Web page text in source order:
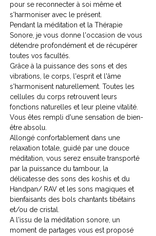
pour se reconnecter à soi même et
s'harmoniser avec le présent.
Pendant la méditation et la Thérapie
Sonore, je vous donne l'occasion de vous
détendre profondément et de récupérer
toutes vos facultés.
Grâce à la puissance des sons et des
vibrations, le corps, l'esprit et l'âme
s'harmonisent naturellement. Toutes les
cellules du corps retrouvent leurs
fonctions naturelles et leur pleine vitalité.
Vous êtes rempli d'une sensation de bien-
être absolu.
Allongé confortablement dans une
relaxation totale, guidé par une douce
méditation, vous serez ensuite transporté
par la puissance du tambour, la
délicatesse des sons des koshis et du
Handpan/ RAV et les sons magiques et
bienfaisants des bols chantants tibétains
et/ou de cristal.
A l'issu de la méditation sonore, un
moment de partages vous est proposé